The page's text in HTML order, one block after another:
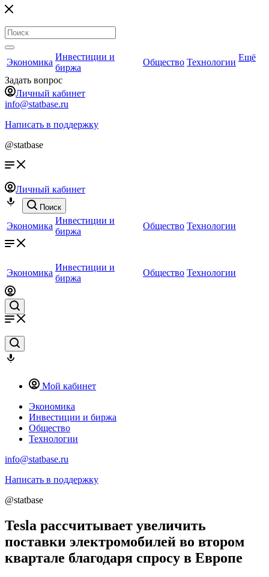
Экономика
Инвестиции и
биржа
Общество Технологии Ещё
Задать вопрос
Личный кабинет
info@statbase.ru
Написать в поддержку
@statbase
Личный кабинет
Поиск
Экономика
Инвестиции и
биржа
Общество Технологии
Экономика
Инвестиции и
биржа
Общество Технологии
Мой кабинет
Экономика
Инвестиции и биржа
Общество
Технологии
info@statbase.ru
Написать в поддержку
@statbase
Tesla рассчитывает увеличить
поставки электромобилей во втором
квартале благодаря спросу в Европе